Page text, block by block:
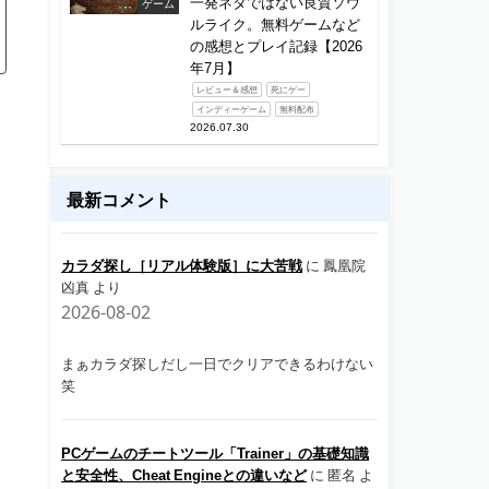
ゲーム
ルライク。無料ゲームなど
の感想とプレイ記録【2026
年7月】
レビュー＆感想 死にゲー
インディーゲーム 無料配布
2026.07.30
最新コメント
カラダ探し［リアル体験版］に大苦戦 に
鳳凰院
凶真 より
2026-08-02
まぁカラダ探しだし一日でクリアできるわけない
笑
PCゲームのチートツール「Trainer」の基礎知識
と安全性、Cheat Engineとの違いなどに 匿名 よ